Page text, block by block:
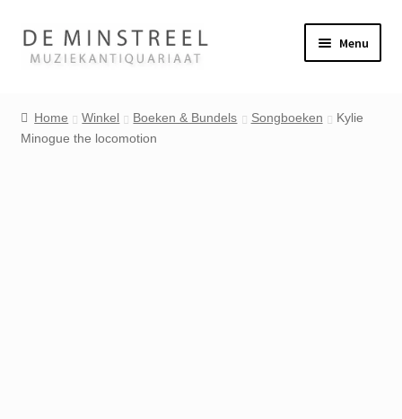
Ga
door
Ga
naar
Menu
Contact
Home Winkel Boeken & Bundels Songboeken
Kylie
Minogue the locomotion